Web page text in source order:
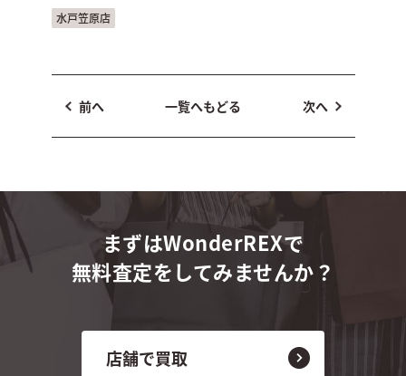
水戸笠原店
前へ 一覧へもどる 次へ
まずはWonderREXで
無料査定をしてみませんか？
店舗で買取